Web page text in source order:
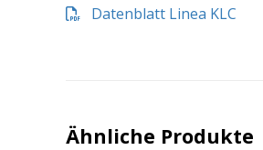
Datenblatt Linea KLC
Ähnliche Produkte